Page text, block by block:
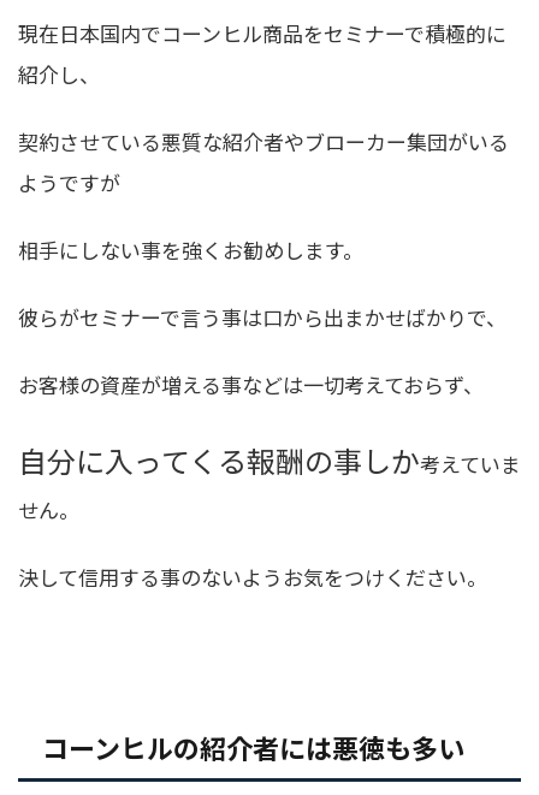
現在日本国内でコーンヒル商品をセミナーで積極的に
紹介し、
契約させている悪質な紹介者やブローカー集団がいる
ようですが
相手にしない事を強くお勧めします。
彼らがセミナーで言う事は口から出まかせばかりで、
お客様の資産が増える事などは一切考えておらず、
自分に入ってくる報酬の事しか考えていま
せん。
決して信用する事のないようお気をつけください。
コーンヒルの紹介者には悪徳も多い